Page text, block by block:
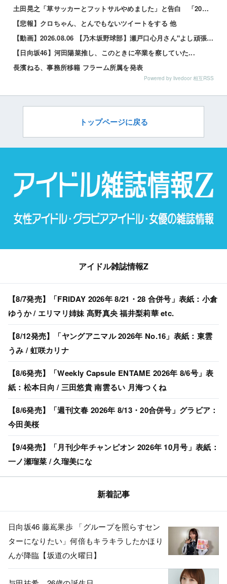
土田晃之「草サッカーとフットサルやめました」と告白 「20代の若手が来るんです。つまんなくて」 他
【悲報】クロちゃん、とんでもないツイートをする 他
【動画】2026.08.06 【乃木坂野球部】瀬戸口心月さん"よし頑張るぞの気持ち"の始球式【コラ...
【日向坂46】河田陽菜推し、このときに卒業を察していた...
長濱ねる、事務所移籍 フラーム所属を発表
Powered by livedoor 相互RSS
トップページに戻る
アイドル雑誌情報Z
【8/7発売】「FRIDAY 2026年 8/21・28 合併号」表紙：小倉
ゆうか / エリマリ姉妹 髙野真央 福井梨莉華 etc.
【8/12発売】「ヤングアニマル 2026年 No.16」表紙：東雲
うみ / 虹咲カリナ
【8/6発売】「Weekly Capsule ENTAME 2026年 8/6号」表
紙：松本日向 / 三田悠貴 南雲るい 月海つくね
【8/6発売】「週刊文春 2026年 8/13・20合併号」グラビア：
今田美桜
【9/4発売】「月刊少年チャンピオン 2026年 10月号」表紙：
一ノ瀬瑠菜 / 久瑠美にな
新着記事
日向坂46 藤嶌果歩 「グループを照らすセン
ターになりたい」何倍もキラキラしたかほり
んが降臨【坂道の火曜日】